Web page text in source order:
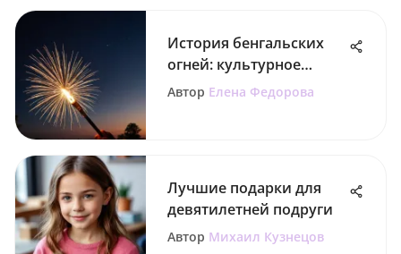
История бенгальских
огней: культурное
значение и автор
Автор Елена Федорова
Лучшие подарки для
девятилетней подруги
Автор Михаил Кузнецов